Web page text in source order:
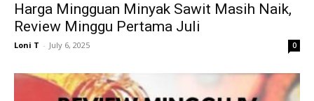
Harga Mingguan Minyak Sawit Masih Naik,
Review Minggu Pertama Juli
Loni T - July 6, 2025 0